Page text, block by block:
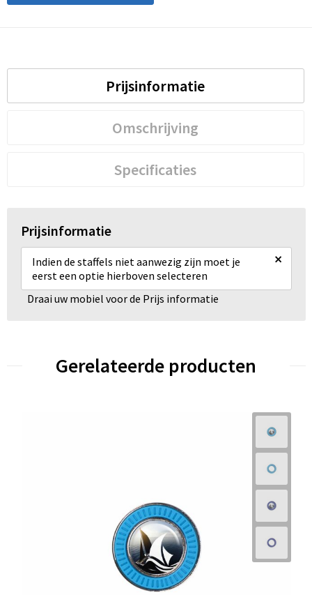
Prijsinformatie
Omschrijving
Specificaties
Prijsinformatie
Indien de staffels niet aanwezig zijn moet je
eerst een optie hierboven selecteren
×
Draai uw mobiel voor de Prijs informatie
Gerelateerde producten